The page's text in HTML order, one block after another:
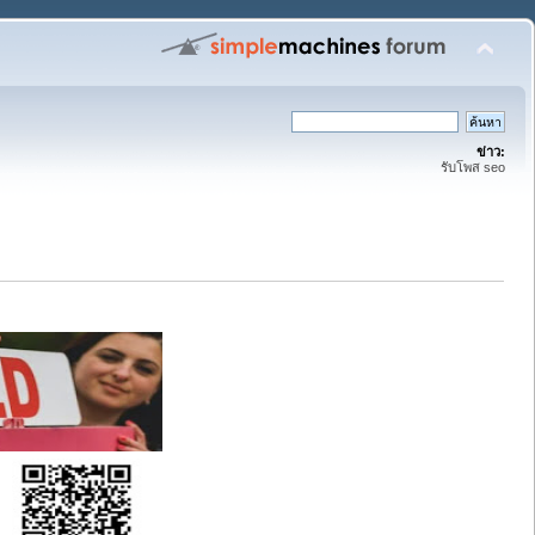
ข่าว:
รับโพส seo